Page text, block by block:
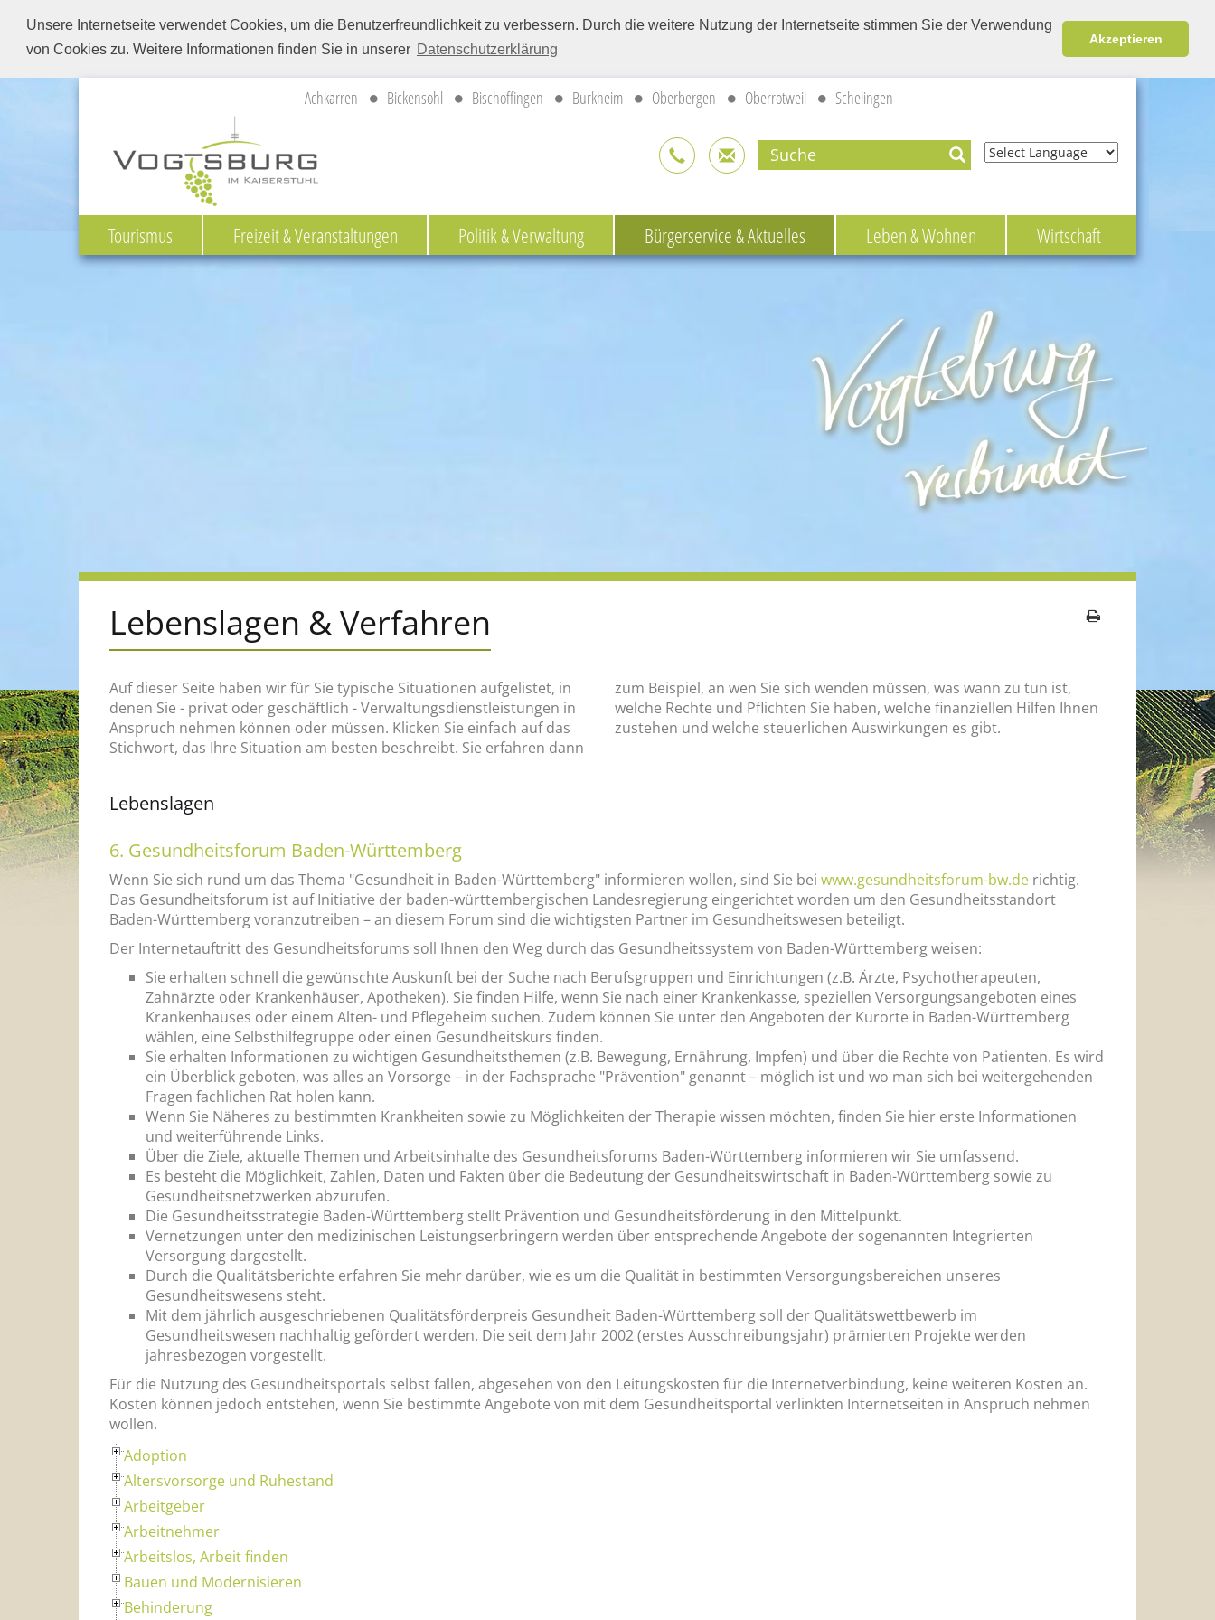
Unsere Internetseite verwendet Cookies, um die Benutzerfreundlichkeit zu verbessern. Durch die weitere Nutzung der Internetseite stimmen Sie der Verwendung
von Cookies zu. Weitere Informationen finden Sie in unserer Datenschutzerklärung
Akzeptieren
Achkarren Bickensohl Bischoffingen Burkheim Oberbergen Oberrotweil Schelingen
Tourismus Freizeit & Veranstaltungen Politik & Verwaltung Bürgerservice & Aktuelles Leben & Wohnen Wirtschaft
Lebenslagen & Verfahren
Auf dieser Seite haben wir für Sie typische Situationen aufgelistet, in
denen Sie - privat oder geschäftlich - Verwaltungsdienstleistungen in
Anspruch nehmen können oder müssen. Klicken Sie einfach auf das
Stichwort, das Ihre Situation am besten beschreibt. Sie erfahren dann
zum Beispiel, an wen Sie sich wenden müssen, was wann zu tun ist,
welche Rechte und Pflichten Sie haben, welche finanziellen Hilfen Ihnen
zustehen und welche steuerlichen Auswirkungen es gibt.
Lebenslagen
6. Gesundheitsforum Baden-Württemberg
Wenn Sie sich rund um das Thema "Gesundheit in Baden-Württemberg" informieren wollen, sind Sie bei www.gesundheitsforum-bw.de richtig.
Das Gesundheitsforum ist auf Initiative der baden-württembergischen Landesregierung eingerichtet worden um den Gesundheitsstandort
Baden-Württemberg voranzutreiben – an diesem Forum sind die wichtigsten Partner im Gesundheitswesen beteiligt.
Der Internetauftritt des Gesundheitsforums soll Ihnen den Weg durch das Gesundheitssystem von Baden-Württemberg weisen:
Sie erhalten schnell die gewünschte Auskunft bei der Suche nach Berufsgruppen und Einrichtungen (z.B. Ärzte, Psychotherapeuten,
Zahnärzte oder Krankenhäuser, Apotheken). Sie finden Hilfe, wenn Sie nach einer Krankenkasse, speziellen Versorgungsangeboten eines
Krankenhauses oder einem Alten- und Pflegeheim suchen. Zudem können Sie unter den Angeboten der Kurorte in Baden-Württemberg
wählen, eine Selbsthilfegruppe oder einen Gesundheitskurs finden.
Sie erhalten Informationen zu wichtigen Gesundheitsthemen (z.B. Bewegung, Ernährung, Impfen) und über die Rechte von Patienten. Es wird
ein Überblick geboten, was alles an Vorsorge – in der Fachsprache "Prävention" genannt – möglich ist und wo man sich bei weitergehenden
Fragen fachlichen Rat holen kann.
Wenn Sie Näheres zu bestimmten Krankheiten sowie zu Möglichkeiten der Therapie wissen möchten, finden Sie hier erste Informationen
und weiterführende Links.
Über die Ziele, aktuelle Themen und Arbeitsinhalte des Gesundheitsforums Baden-Württemberg informieren wir Sie umfassend.
Es besteht die Möglichkeit, Zahlen, Daten und Fakten über die Bedeutung der Gesundheitswirtschaft in Baden-Württemberg sowie zu
Gesundheitsnetzwerken abzurufen.
Die Gesundheitsstrategie Baden-Württemberg stellt Prävention und Gesundheitsförderung in den Mittelpunkt.
Vernetzungen unter den medizinischen Leistungserbringern werden über entsprechende Angebote der sogenannten Integrierten
Versorgung dargestellt.
Durch die Qualitätsberichte erfahren Sie mehr darüber, wie es um die Qualität in bestimmten Versorgungsbereichen unseres
Gesundheitswesens steht.
Mit dem jährlich ausgeschriebenen Qualitätsförderpreis Gesundheit Baden-Württemberg soll der Qualitätswettbewerb im
Gesundheitswesen nachhaltig gefördert werden. Die seit dem Jahr 2002 (erstes Ausschreibungsjahr) prämierten Projekte werden
jahresbezogen vorgestellt.
Für die Nutzung des Gesundheitsportals selbst fallen, abgesehen von den Leitungskosten für die Internetverbindung, keine weiteren Kosten an.
Kosten können jedoch entstehen, wenn Sie bestimmte Angebote von mit dem Gesundheitsportal verlinkten Internetseiten in Anspruch nehmen
wollen.
Adoption
Altersvorsorge und Ruhestand
Arbeitgeber
Arbeitnehmer
Arbeitslos, Arbeit finden
Bauen und Modernisieren
Behinderung